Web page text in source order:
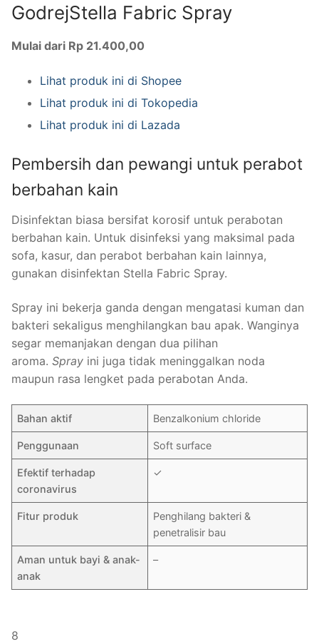
GodrejStella Fabric Spray
Mulai dari Rp 21.400,00
Lihat produk ini di Shopee
Lihat produk ini di Tokopedia
Lihat produk ini di Lazada
Pembersih dan pewangi untuk perabot
berbahan kain
Disinfektan biasa bersifat korosif untuk perabotan
berbahan kain. Untuk disinfeksi yang maksimal pada
sofa, kasur, dan perabot berbahan kain lainnya,
gunakan disinfektan Stella Fabric Spray.
Spray ini bekerja ganda dengan mengatasi kuman dan
bakteri sekaligus menghilangkan bau apak. Wanginya
segar memanjakan dengan dua pilihan
aroma. Spray ini juga tidak meninggalkan noda
maupun rasa lengket pada perabotan Anda.
Bahan aktif Benzalkonium chloride
Penggunaan Soft surface
Efektif terhadap
coronavirus
✓
Fitur produk
Penghilang bakteri &
penetralisir bau
Aman untuk bayi & anak-
anak
–
8